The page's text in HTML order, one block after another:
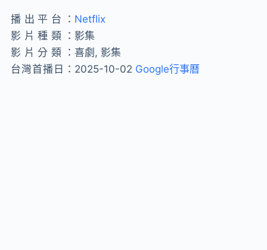
播出平台： Netflix
影片種類： 影集
影片分類：喜劇, 影集
台灣首播日： 2025-10-02 Google行事曆